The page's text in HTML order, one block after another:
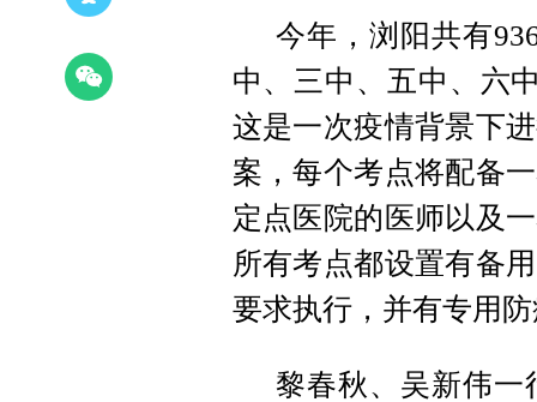
今年，浏阳共有
中、三中、五中、六
这是一次疫情背景下
案，每个考点将配备
定点医院的医师以及
所有考点都设置有备
要求执行，并有专用
黎春秋、吴新伟一